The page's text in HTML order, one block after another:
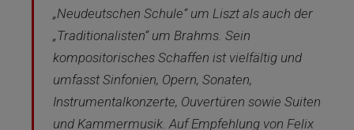
„Neudeutschen Schule“ um Liszt als auch der
„Traditionalisten“ um Brahms. Sein
kompositorisches Schaffen ist vielfältig und
umfasst Sinfonien, Opern, Sonaten,
Instrumentalkonzerte, Ouvertüren sowie Suiten
und Kammermusik. Auf Empfehlung von Felix